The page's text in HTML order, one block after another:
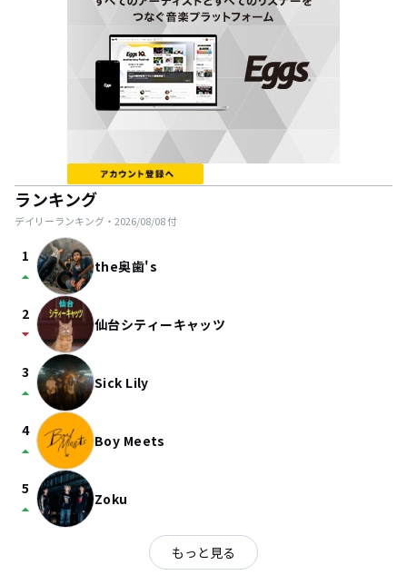
ランキング
デイリーランキング・ 2026/08/08付
1
arrow_drop_up the奥歯's
2
arrow_drop_down 仙台シティーキャッツ
3
arrow_drop_up Sick Lily
4
arrow_drop_up Boy Meets
5
arrow_drop_up Zoku
もっと見る